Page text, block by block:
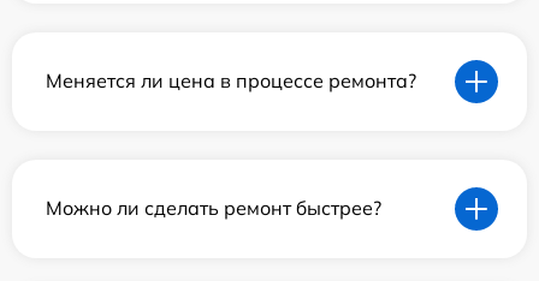
Меняется ли цена в процессе ремонта?
Можно ли сделать ремонт быстрее?